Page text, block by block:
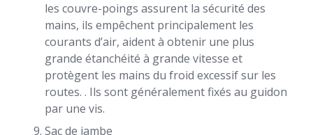
les couvre-poings assurent la sécurité des
mains, ils empêchent principalement les
courants d’air, aident à obtenir une plus
grande étanchéité à grande vitesse et
protègent les mains du froid excessif sur les
routes. . Ils sont généralement fixés au guidon
par une vis.
Sac de jambe